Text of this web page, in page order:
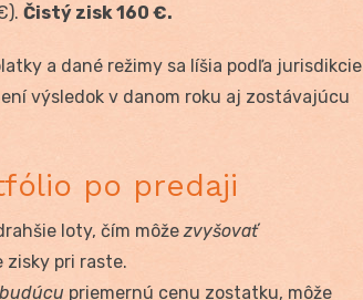
Čistý zisk 160 €.
a dané režimy sa líšia podľa jurisdikcie
výsledok v danom roku aj zostávajúcu
po predaji
loty, čím môže zvyšovať
zisky pri raste.
budúcu priemernú cenu zostatku, môže